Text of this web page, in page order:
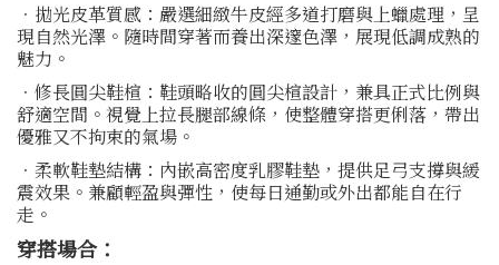
．拋光皮革質感：嚴選細緻牛皮經多道打磨與上蠟處理，呈
現自然光澤。隨時間穿著而養出深邃色澤，展現低調成熟的
魅力。
．修長圓尖鞋楦：鞋頭略收的圓尖楦設計，兼具正式比例與
舒適空間。視覺上拉長腿部線條，使整體穿搭更俐落，帶出
優雅又不拘束的氣場。
．柔軟鞋墊結構：內嵌高密度乳膠鞋墊，提供足弓支撐與緩
震效果。兼顧輕盈與彈性，使每日通勤或外出都能自在行
走。
穿搭場合：